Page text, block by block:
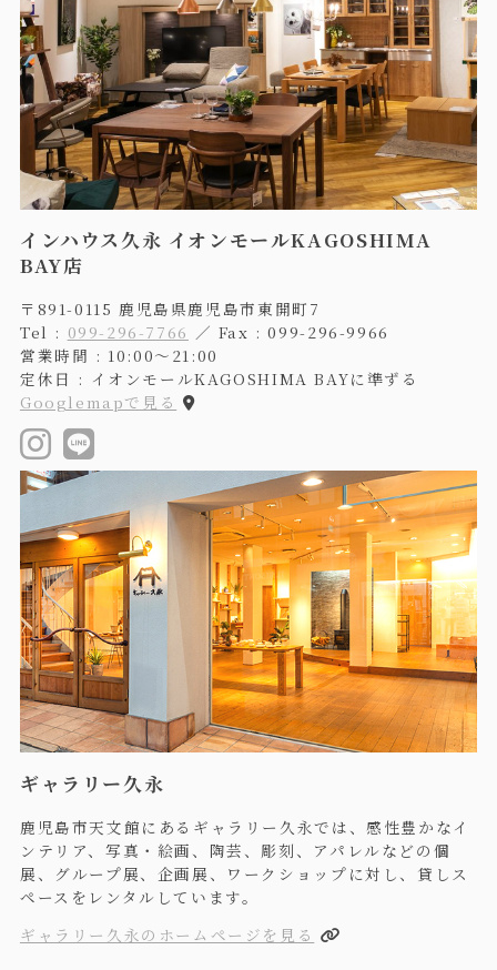
インハウス久永 イオンモールKAGOSHIMA
BAY店
〒891-0115 鹿児島県鹿児島市東開町7
Tel : 099-296-7766 ／ Fax : 099-296-9966
営業時間 : 10:00〜21:00
定休日 : イオンモールKAGOSHIMA BAYに準ずる
Googlemapで見る
ギャラリー久永
鹿児島市天文館にあるギャラリー久永では、感性豊かなイ
ンテリア、写真・絵画、陶芸、彫刻、アパレルなどの個
展、グループ展、企画展、ワークショップに対し、貸しス
ペースをレンタルしています。
ギャラリー久永のホームページを見る